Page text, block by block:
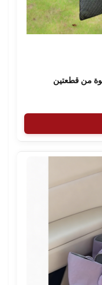
من قطعتين